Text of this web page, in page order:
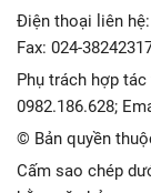
Điện thoại liên hệ:
Fax: 024-
Phụ trách hợp
0982.186.628;
© Bản quyền
Cấm sao chép